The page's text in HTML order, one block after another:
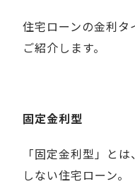
住宅ローンの金利
ご紹介します。
固定金利型
「固定金利型」と
しない住宅ローン。